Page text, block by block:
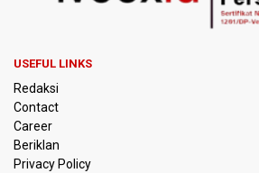
Kemarau Panjang, BNPB Minta Kalbar
Sekolah Rakyat Tahun 2027
Pemprov DKI Jakarta Pastikan Data
Daerah Aman dari Kebakaran Bapenda
USEFUL LINKS
Redaksi
Contact
Career
Beriklan
Privacy Policy